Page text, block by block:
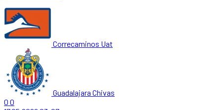
Correcaminos Uat
Guadalajara Chivas
0 0